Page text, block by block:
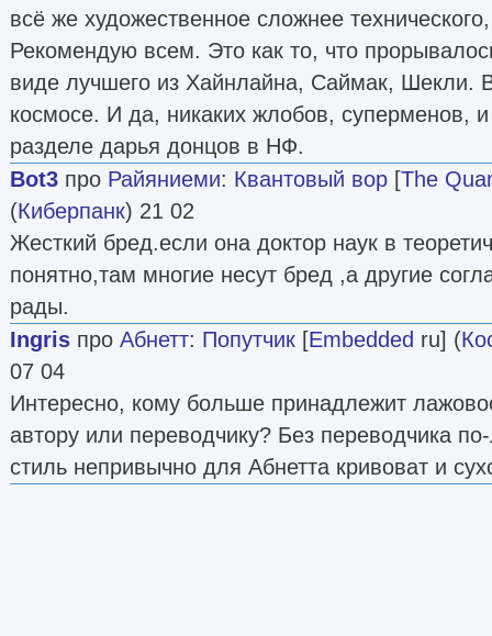
всё же художественное сложнее
Рекомендую всем. Это как то, что
виде лучшего из Хайнлайна, Саймак, Шекли.
космосе. И да, никаких жлобов, суперменов,
разделе дарья донцов в НФ.
Bot3 про Райяниеми: Квантовый вор [The
(Киберпанк) 21 02
Жесткий бред.если она доктор наук в
понятно,там многие несут бред ,а другие
рады.
Ingris про Абнетт: Попутчик [Embedded ru] (
07 04
Интересно, кому больше принадлежит
автору или переводчику? Без переводчика
стиль непривычно для Абнетта кривоват и